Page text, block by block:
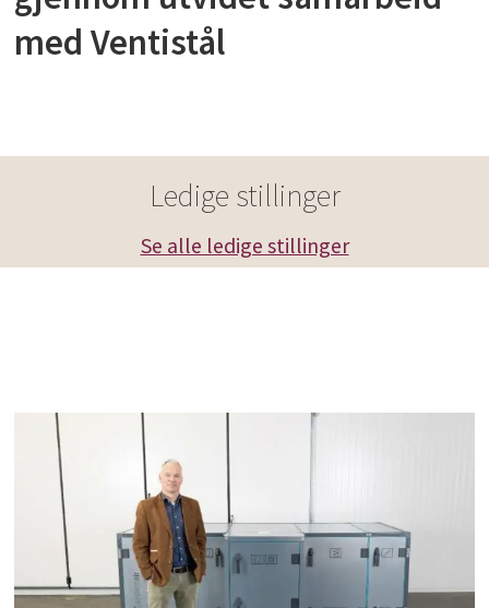
med Ventistål
Ledige stillinger
Se alle ledige stillinger